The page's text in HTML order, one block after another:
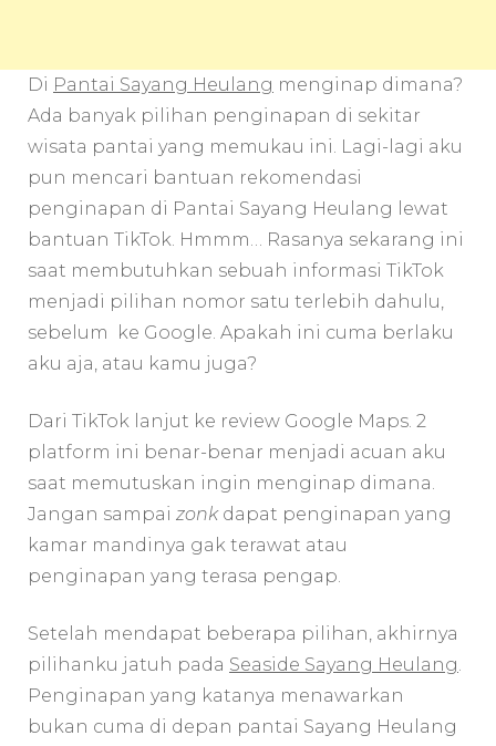
Di Pantai Sayang Heulang menginap dimana?
Ada banyak pilihan penginapan di sekitar
wisata pantai yang memukau ini. Lagi-lagi aku
pun mencari bantuan rekomendasi
penginapan di Pantai Sayang Heulang lewat
bantuan TikTok. Hmmm… Rasanya sekarang ini
saat membutuhkan sebuah informasi TikTok
menjadi pilihan nomor satu terlebih dahulu,
sebelum ke Google. Apakah ini cuma berlaku
aku aja, atau kamu juga?
Dari TikTok lanjut ke review Google Maps. 2
platform ini benar-benar menjadi acuan aku
saat memutuskan ingin menginap dimana.
Jangan sampai zonkdapat penginapan yang
kamar mandinya gak terawat atau
penginapan yang terasa pengap.
Setelah mendapat beberapa pilihan, akhirnya
pilihanku jatuh pada Seaside Sayang Heulang.
Penginapan yang katanya menawarkan
bukan cuma di depan pantai Sayang Heulang